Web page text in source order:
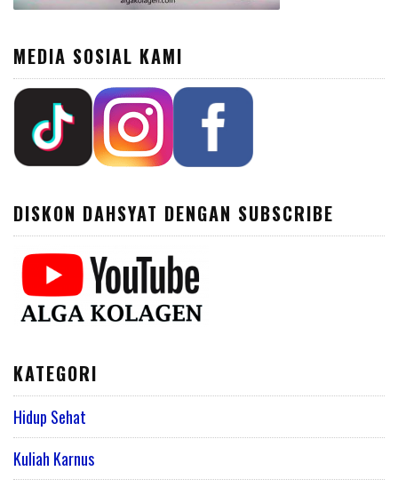
MEDIA SOSIAL KAMI
DISKON DAHSYAT DENGAN SUBSCRIBE
KATEGORI
Hidup Sehat
Kuliah Karnus